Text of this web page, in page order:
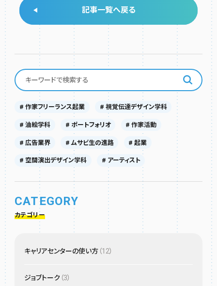
記事一覧へ戻る
# 作家フリーランス起業 # 視覚伝達デザイン学科
# 油絵学科 # ポートフォリオ # 作家活動
# 広告業界 # ムサビ生の進路 # 起業
# 空間演出デザイン学科 # アーティスト
CATEGORY
カテゴリー
キャリアセンターの使い方 （12）
ジョブトーク （3）